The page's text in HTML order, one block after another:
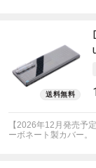
【2026年12月発売予
ーボネート製カバー。